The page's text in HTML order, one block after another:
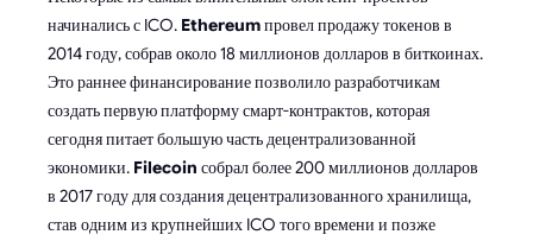
начинались с ICO. Ethereumпровел продажу токенов в
2014 году, собрав около 18 миллионов долларов в биткоинах.
Это раннее финансирование позволило разработчикам
создать первую платформу смарт-контрактов, которая
сегодня питает большую часть децентрализованной
экономики. Filecoin собрал более 200 миллионов долларов
в 2017 году для создания децентрализованного хранилища,
став одним из крупнейших ICO того времени и позже